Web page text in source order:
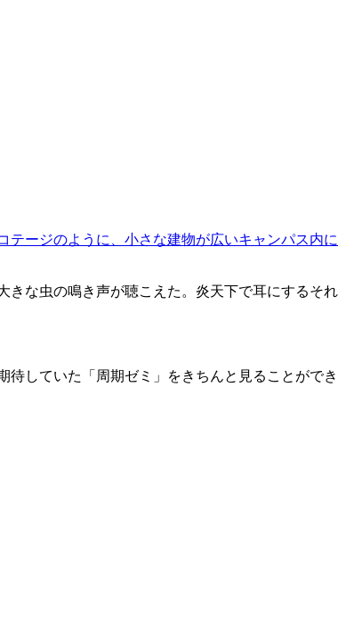
テージのように、小さな建物が広いキャンパス内に
きな虫の鳴き声が聴こえた。炎天下で耳にするそれ
していた「周期ゼミ」をきちんと見ることができ